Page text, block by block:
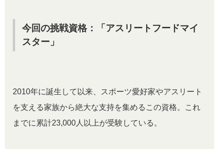
今回の挑戦資格：「アスリートフードマイ
スター」
2010年に誕生して以来、スポーツ愛好家やアスリート
を支える家族から絶大な支持を集めるこの資格。これ
までに累計23,000人以上が受験している。